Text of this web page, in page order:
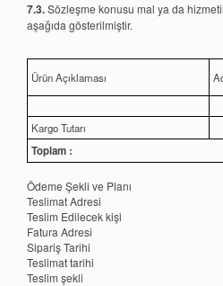
7.3.Sözleşme konusu mal ya da
aşağıda gösterilmiştir.
Ürün Açıklaması
Kargo Tutarı
Toplam :
Ödeme Şekli ve Planı
Teslimat Adresi
Teslim Edilecek kişi
Fatura Adresi
Sipariş Tarihi
Teslimat tarihi
Teslim şekli